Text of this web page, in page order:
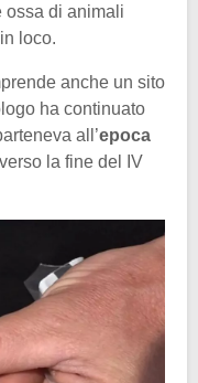
ossa di animali
loco.
anche un sito
ha continuato
all’epoca
la fine del IV